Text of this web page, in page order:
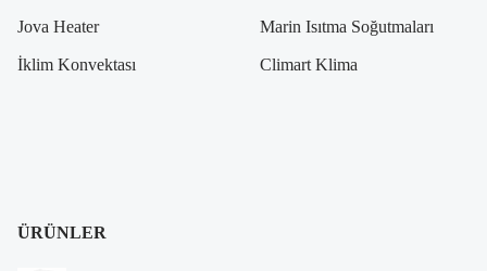
Jova Heater Marin Isıtma Soğutmaları
İklim Konvektası Climart Klima
ÜRÜNLER